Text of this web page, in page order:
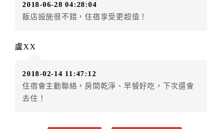
．訂房者使用「保留住宿金額」時，請注意！為避免飯
店客滿，敬請及早計畫，如逾時未提出申辦，視同無條
．每筆訂單異動限定乙次，限原訂飯店，異動完成後不
訂房者應補足差額。 限原訂飯店
．訂單異動後，訂單費用總計小於原訂單費用總計時，
2018-06-28 04:28:04
飯店設施很不錯，住宿享受更超值！
盧XX
2018-02-14 11:47:12
住宿會主動聯絡，房間乾淨、早餐好吃，下次還會
去住！